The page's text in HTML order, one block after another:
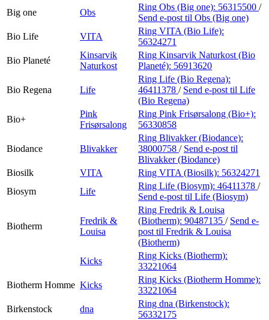
Big one
Obs
Ring Obs (Big one): 56315500 /
Send e-post til Obs (Big one)
Bio Life
VITA
Ring VITA (Bio Life):
56324271
Bio Planeté
Kinsarvik
Naturkost
Ring Kinsarvik Naturkost (Bio
Planeté): 56913620
Bio Regena Life
Ring Life (Bio Regena):
46411378 / Send e-post til Life
(Bio Regena)
Bio+
Pink
Frisørsalong
Ring Pink Frisørsalong (Bio+):
56330858
Biodance Blivakker
Ring Blivakker (Biodance):
38000758 / Send e-post til
Blivakker (Biodance)
Biosilk
VITA Ring VITA (Biosilk): 56324271
Biosym
Life
Ring Life (Biosym): 46411378 /
Send e-post til Life (Biosym)
Biotherm
Fredrik &
Louisa
Ring Fredrik & Louisa
(Biotherm): 90487135 / Send e-
post til Fredrik & Louisa
(Biotherm)
Kicks
Ring Kicks (Biotherm):
33221064
Biotherm Homme Kicks
Ring Kicks (Biotherm Homme):
33221064
Birkenstock
dna
Ring dna (Birkenstock):
56332175